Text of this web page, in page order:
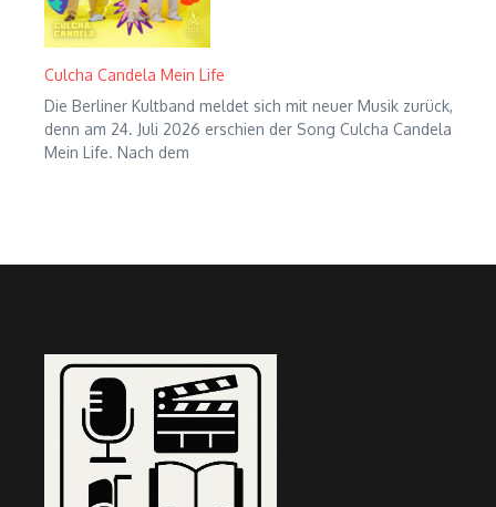
Culcha Candela Mein Life
Die Berliner Kultband meldet sich mit neuer Musik zurück,
denn am 24. Juli 2026 erschien der Song Culcha Candela
Mein Life. Nach dem